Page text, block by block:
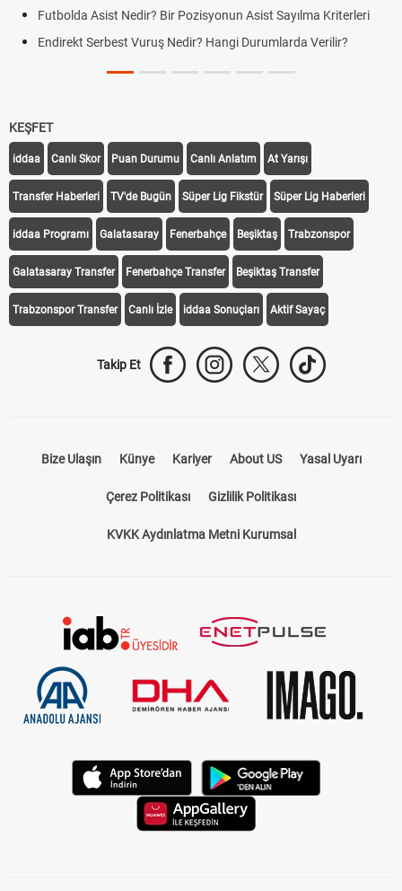
Futbolda Asist Nedir? Bir Pozisyonun Asist Sayılma Kriterleri
Endirekt Serbest Vuruş Nedir? Hangi Durumlarda Verilir?
KEŞFET
iddaa Canlı Skor Puan Durumu Canlı Anlatım At Yarışı
Transfer Haberleri TV'de Bugün Süper Lig Fikstür Süper Lig Haberleri
iddaa Programı Galatasaray Fenerbahçe Beşiktaş Trabzonspor
Galatasaray Transfer Fenerbahçe Transfer Beşiktaş Transfer
Canlı İzle iddaa Sonuçları Aktif Sayaç
Künye Kariyer About US
Çerez Politikası Gizlilik Politikası